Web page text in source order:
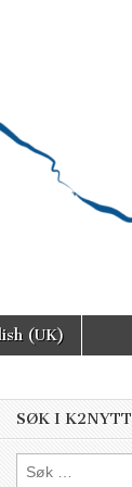
(UK)
SØK I K2NYTT
Søk